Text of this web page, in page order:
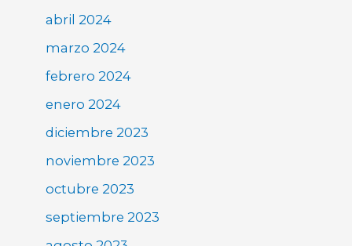
abril 2024
marzo 2024
febrero 2024
enero 2024
diciembre 2023
noviembre 2023
octubre 2023
septiembre 2023